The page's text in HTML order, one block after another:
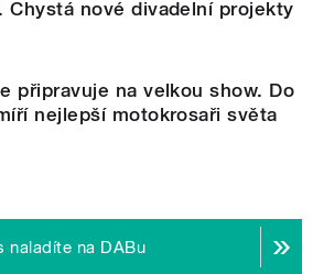
Chystá nové divadelní projekty
připravuje na velkou show. Do
nejlepší motokrosaři světa
naladíte na DABu